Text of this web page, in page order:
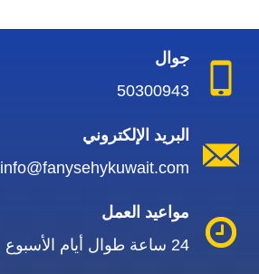
جوال
50300943
البريد الإلكتروني
info@fanysehykuwait.com
مواعيد العمل
24 ساعة طوال أيام الأسبوع